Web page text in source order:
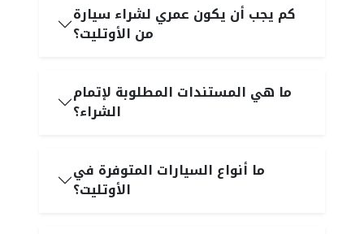
كم يجب أن يكون عمري لشراء سيارة
من الأوتليت؟
ما هي المستندات المطلوبة لإتمام
الشراء؟
ما أنواع السيارات المتوفرة في
الأوتليت؟